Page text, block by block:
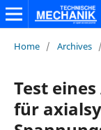
Home / Archives /
Test
für